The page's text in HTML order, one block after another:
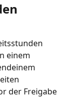
einem
der Freigabe